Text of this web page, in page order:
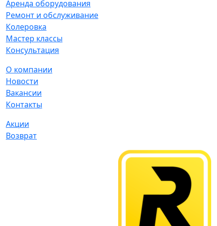
Аренда оборудования
Ремонт и обслуживание
Колеровка
Мастер классы
Консультация
О компании
Новости
Вакансии
Контакты
Акции
Возврат